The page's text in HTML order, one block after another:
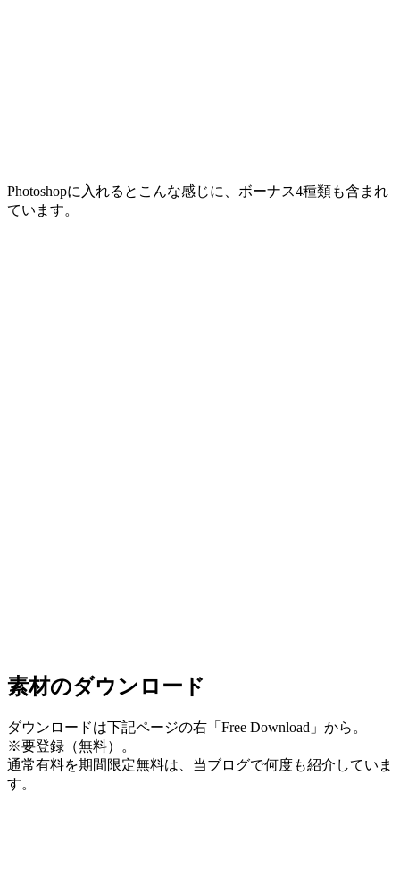
Photoshopに入れるとこんな感じに、ボーナス4種類も含まれ
ています。
素材のダウンロード
ダウンロードは下記ページの右「Free Download」から。
※要登録（無料）。
通常有料を期間限定無料は、当ブログで何度も紹介していま
す。